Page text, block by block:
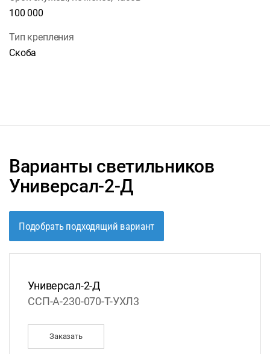
100 000
Тип крепления
Скоба
Варианты светильников
Универсал-2-Д
Подобрать подходящий вариант
Универсал-2-Д
ССП-А-230-070-Т-УХЛ3
Заказать